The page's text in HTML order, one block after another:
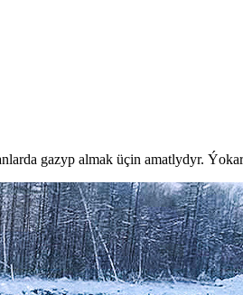
gazyp almak üçin amatlydyr.